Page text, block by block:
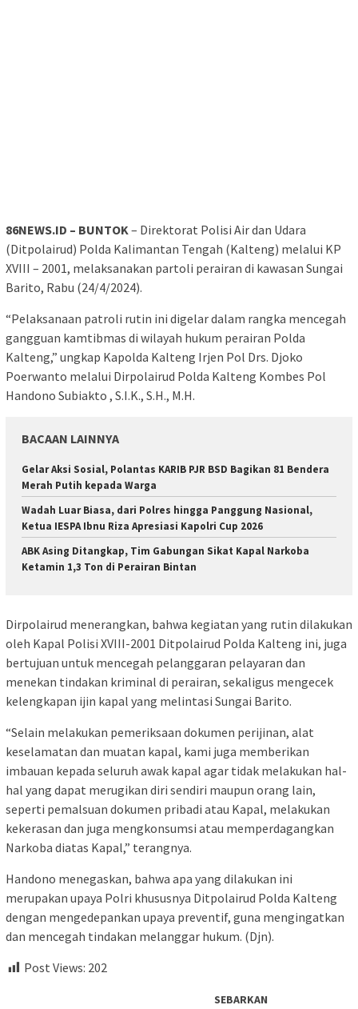
86NEWS.ID – BUNTOK– Direktorat Polisi Air dan Udara
(Ditpolairud) Polda Kalimantan Tengah (Kalteng) melalui KP
XVIII – 2001, melaksanakan partoli perairan di kawasan Sungai
Barito, Rabu (24/4/2024).
“Pelaksanaan patroli rutin ini digelar dalam rangka mencegah
gangguan kamtibmas di wilayah hukum perairan Polda
Kalteng,” ungkap Kapolda Kalteng Irjen Pol Drs. Djoko
Poerwanto melalui Dirpolairud Polda Kalteng Kombes Pol
Handono Subiakto , S.I.K., S.H., M.H.
BACAAN LAINNYA
Gelar Aksi Sosial, Polantas KARIB PJR BSD Bagikan 81 Bendera
Merah Putih kepada Warga
Wadah Luar Biasa, dari Polres hingga Panggung Nasional,
Ketua IESPA Ibnu Riza Apresiasi Kapolri Cup 2026
ABK Asing Ditangkap, Tim Gabungan Sikat Kapal Narkoba
Ketamin 1,3 Ton di Perairan Bintan
Dirpolairud menerangkan, bahwa kegiatan yang rutin dilakukan
oleh Kapal Polisi XVIII-2001 Ditpolairud Polda Kalteng ini, juga
bertujuan untuk mencegah pelanggaran pelayaran dan
menekan tindakan kriminal di perairan, sekaligus mengecek
kelengkapan ijin kapal yang melintasi Sungai Barito.
“Selain melakukan pemeriksaan dokumen perijinan, alat
keselamatan dan muatan kapal, kami juga memberikan
imbauan kepada seluruh awak kapal agar tidak melakukan hal-
hal yang dapat merugikan diri sendiri maupun orang lain,
seperti pemalsuan dokumen pribadi atau Kapal, melakukan
kekerasan dan juga mengkonsumsi atau memperdagangkan
Narkoba diatas Kapal,” terangnya.
Handono menegaskan, bahwa apa yang dilakukan ini
merupakan upaya Polri khususnya Ditpolairud Polda Kalteng
dengan mengedepankan upaya preventif, guna mengingatkan
dan mencegah tindakan melanggar hukum. (Djn).
Post Views: 202
SEBARKAN